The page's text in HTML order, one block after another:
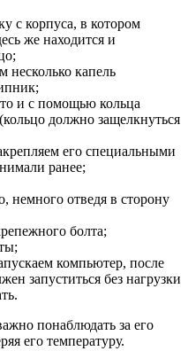
с корпуса, в котором
же находится и
капель
и с помощью кольца
должно защелкнуться
его специальными
ранее;
немного отведя в сторону
болта;
компьютер, после
запуститься без нагрузки
понаблюдать за его
его температуру.